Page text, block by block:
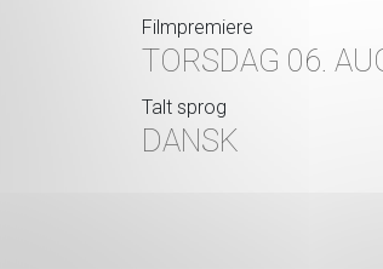
Filmpremiere
TORSDAG 06.
Talt sprog
DANSK